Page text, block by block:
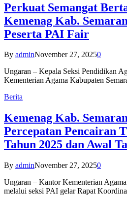
Perkuat Semangat
Kemenag Kab.
Peserta PAI Fair
By adminNovember 27, 20250
Ungaran – Kepala Seksi Pendidikan
Kementerian Agama Kabupaten
Berita
Kemenag Kab.
Percepatan Pencairan
Tahun 2025 dan Awal
By adminNovember 27, 20250
Ungaran – Kantor Kementerian
melalui seksi PAI gelar Rapat